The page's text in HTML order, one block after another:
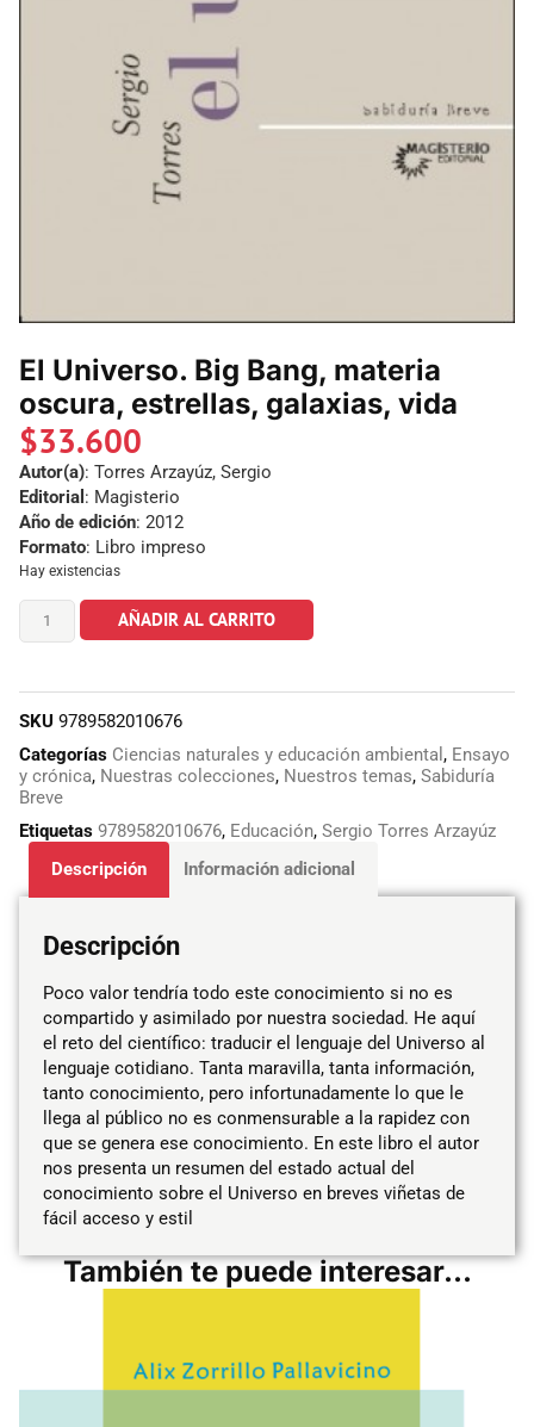
El Universo. Big Bang, materia
oscura, estrellas, galaxias, vida
$33.600
Autor(a): Torres Arzayúz, Sergio
Editorial : Magisterio
Año de edición: 2012
Formato: Libro impreso
Hay existencias
AÑADIR AL CARRITO
SKU 9789582010676
Categorías Ciencias naturales y educación ambiental , Ensayo
y crónica, Nuestras colecciones, Nuestros temas, Sabiduría
Breve
Etiquetas 9789582010676, Educación, Sergio Torres Arzayúz
Descripción
Información adicional
Descripción
Poco valor tendría todo este conocimiento si no es
compartido y asimilado por nuestra sociedad. He aquí
el reto del científico: traducir el lenguaje del Universo al
lenguaje cotidiano. Tanta maravilla, tanta información,
tanto conocimiento, pero infortunadamente lo que le
llega al público no es conmensurable a la rapidez con
que se genera ese conocimiento. En este libro el autor
nos presenta un resumen del estado actual del
conocimiento sobre el Universo en breves viñetas de
fácil acceso y estil
También te puede interesar...